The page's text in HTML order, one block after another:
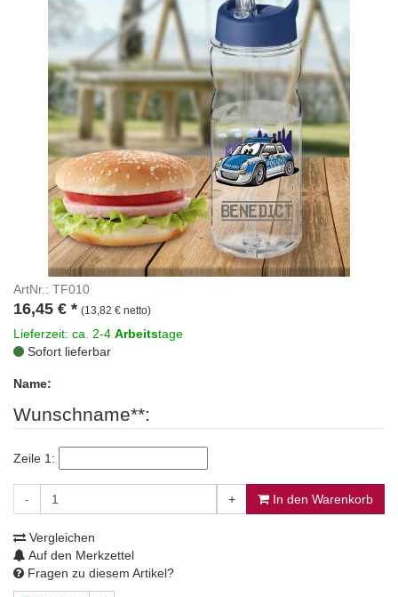
ArtNr.: TF010
16,45 € * (13,82 € netto)
Lieferzeit: ca. 2-4 Arbeitstage
Sofort lieferbar
Name:
Wunschname**:
Zeile 1:
- + In den Warenkorb
Vergleichen
Auf den Merkzettel
Fragen zu diesem Artikel?